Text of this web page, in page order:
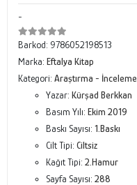
-
Barkod: 9786052198513
Marka: Eftalya Kitap
Kategori: Araştırma - İnceleme
Yazar: Kürşad Berkkan
Basım Yılı: Ekim 2019
Baskı Sayısı: 1.Baskı
Cilt Tipi: Ciltsiz
Kağıt Tipi: 2.Hamur
Sayfa Sayısı: 288